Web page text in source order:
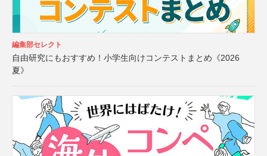
編集部セレクト
自由研究にもおすすめ！小学生向けコンテストまとめ《2026
夏》